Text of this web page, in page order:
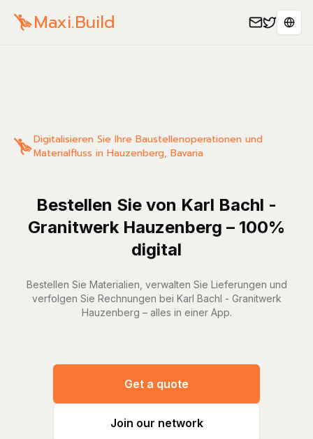
Maxi.Build
Digitalisieren Sie Ihre Baustellenoperationen und
Materialfluss in Hauzenberg, Bavaria
Bestellen Sie von Karl Bachl -
Granitwerk Hauzenberg – 100%
digital
Bestellen Sie Materialien, verwalten Sie Lieferungen und
verfolgen Sie Rechnungen bei Karl Bachl - Granitwerk
Hauzenberg – alles in einer App.
Get a quote
Join our network